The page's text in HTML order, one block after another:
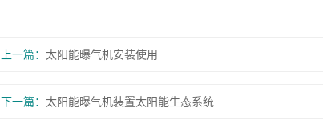
上一篇： 太阳能曝气机安装使用
下一篇： 太阳能曝气机装置太阳能生态系统